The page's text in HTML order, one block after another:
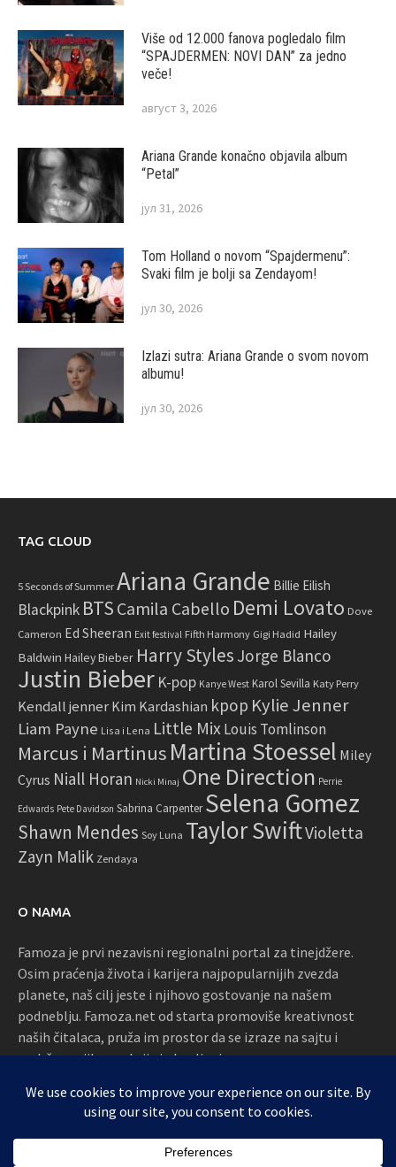
Više od 12.000 fanova pogledalo film
“SPAJDERMEN: NOVI DAN” za jedno
veče!
август 3, 2026
Ariana Grande konačno objavila album
“Petal”
јул 31, 2026
Tom Holland o novom “Spajdermenu”:
Svaki film je bolji sa Zendayom!
јул 30, 2026
Izlazi sutra: Ariana Grande o svom novom
albumu!
јул 30, 2026
TAG CLOUD
5 Seconds of Summer Ariana Grande Billie Eilish
Blackpink BTS Camila Cabello Demi Lovato Dove
Cameron Ed Sheeran Exit festival Fifth Harmony Gigi Hadid Hailey
Baldwin Hailey Bieber Harry Styles Jorge Blanco
Justin Bieber K-pop Kanye West Karol Sevilla Katy Perry
Kendall jenner Kim Kardashian kpop Kylie Jenner
Liam Payne Lisa i Lena Little MixLouis Tomlinson
Marcus i Martinus Martina Stoessel Miley
Cyrus Niall Horan Nicki Minaj One Direction Perrie
Edwards Pete Davidson Sabrina Carpenter Selena Gomez
Shawn Mendes Soy Luna Taylor SwiftVioletta
Zayn Malik Zendaya
O NAMA
Famoza je prvi nezavisni regionalni portal za tinejdžere.
Osim praćenja života i karijera najpopularnijih zvezda
planete, naš cilj jeste i njihovo gostovanje na našem
podneblju. Famoza.net od starta promoviše kreativnost
naših čitalaca, pruža im prostor da se izraze na sajtu i
podržava njihove akcije i okupljanja